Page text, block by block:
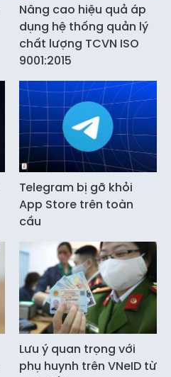
Nâng cao hiệu quả áp
dụng hệ thống quản lý
chất lượng TCVN ISO
9001:2015
Telegram bị gỡ khỏi
App Store trên toàn
cầu
Lưu ý quan trọng với
phụ huynh trên VNeID từ